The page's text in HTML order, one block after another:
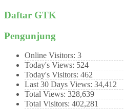
Daftar GTK
Pengunjung
Online Visitors: 3
Today's Views: 524
Today's Visitors: 462
Last 30 Days Views: 34,412
Total Views: 328,639
Total Visitors: 402,281